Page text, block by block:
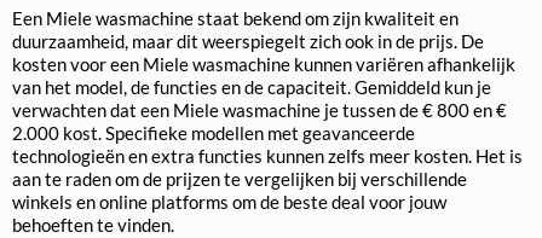
Een Miele wasmachine staat bekend om zijn kwaliteit en
duurzaamheid, maar dit weerspiegelt zich ook in de prijs. De
kosten voor een Miele wasmachine kunnen variëren afhankelijk
van het model, de functies en de capaciteit. Gemiddeld kun je
verwachten dat een Miele wasmachine je tussen de € 800 en €
2.000 kost. Specifieke modellen met geavanceerde
technologieën en extra functies kunnen zelfs meer kosten. Het is
aan te raden om de prijzen te vergelijken bij verschillende
winkels en online platforms om de beste deal voor jouw
behoeften te vinden.